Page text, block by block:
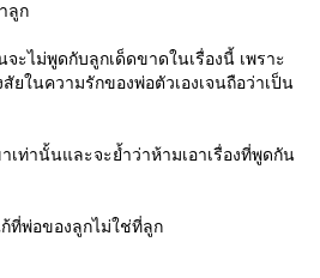
ลูก
ะไม่พูดกับลูกเด็ดขาดในเรื่องนี้ เพราะ
ยในความรักของพ่อตัวเองเจนถือว่าเป็น
เท่านั้นและจะย้ำว่าห้ามเอาเรื่องที่พูดกัน
ที่พ่อของลูกไม่ใช่ที่ลูก